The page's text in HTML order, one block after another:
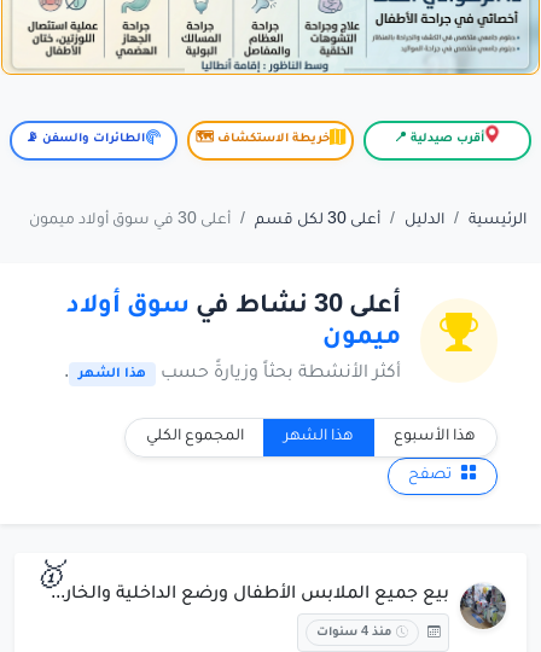
أقرب صيدلية 📍 خريطة الاستكشاف 🗺️ الطائرات والسفن 📡
الرئيسية الدليل أعلى 30 لكل قسم أعلى 30 في سوق أولاد ميمون
أعلى 30 نشاط في
سوق أولاد
ميمون
أكثر الأنشطة بحثاً وزيارةً حسب هذا الشهر .
هذا الأسبوع هذا الشهر المجموع الكلي
تصفح
🥇
بيع جميع الملابس الأطفال ورضع الداخلية والخارجية والهدايا
منذ 4 سنوات